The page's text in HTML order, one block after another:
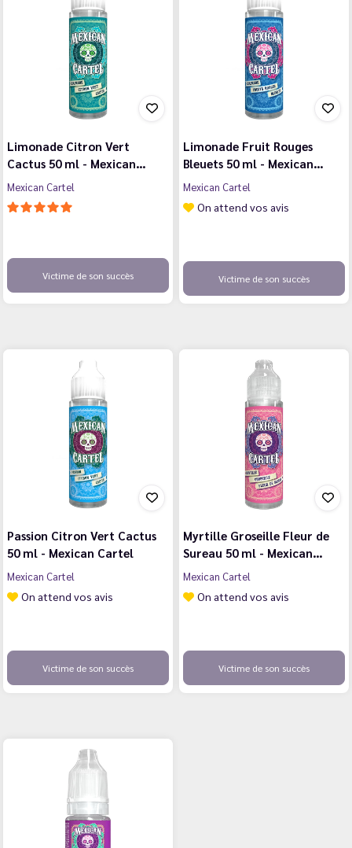
Limonade Citron Vert
Cactus 50 ml - Mexican…
Mexican Cartel
Victime de son succès
Limonade Fruit Rouges
Bleuets 50 ml - Mexican…
Mexican Cartel
On attend vos avis
Victime de son succès
Passion Citron Vert Cactus
50 ml - Mexican Cartel
Mexican Cartel
On attend vos avis
Victime de son succès
Myrtille Groseille Fleur de
Sureau 50 ml - Mexican…
Mexican Cartel
On attend vos avis
Victime de son succès